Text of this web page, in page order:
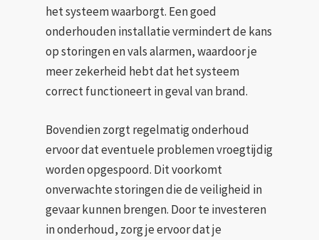
het systeem waarborgt. Een goed
onderhouden installatie vermindert de kans
op storingen en vals alarmen, waardoor je
meer zekerheid hebt dat het systeem
correct functioneert in geval van brand.
Bovendien zorgt regelmatig onderhoud
ervoor dat eventuele problemen vroegtijdig
worden opgespoord. Dit voorkomt
onverwachte storingen die de veiligheid in
gevaar kunnen brengen. Door te investeren
in onderhoud, zorg je ervoor dat je